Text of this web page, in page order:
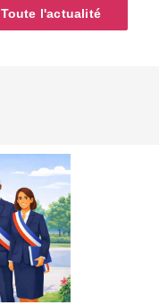
Toute l'actualité